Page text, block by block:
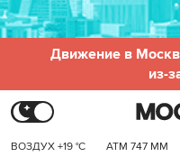
Движение в
из-
ВОЗДУХ +19 °C АТМ 747 ММ